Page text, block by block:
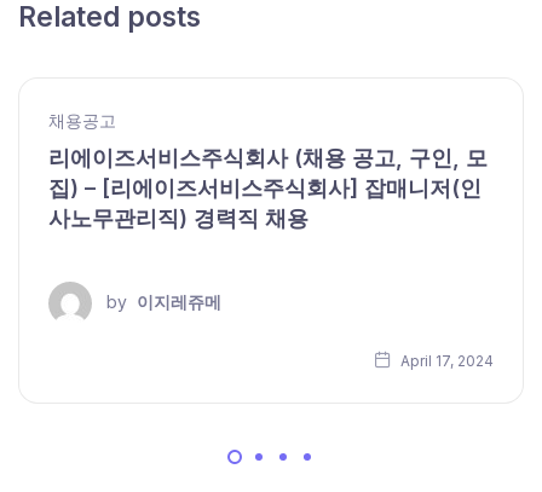
Related posts
채용공고
리에이즈서비스주식회사 (채용 공고, 구인, 모
집) – [리에이즈서비스주식회사] 잡매니저(인
사노무관리직) 경력직 채용
by 이지레쥬메
April 17, 2024